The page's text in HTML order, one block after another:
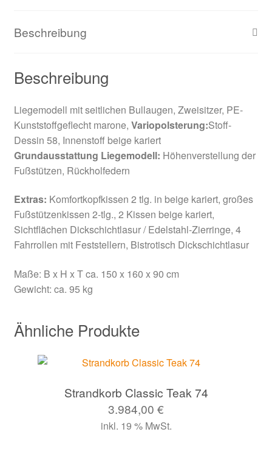
Beschreibung
Beschreibung
Liegemodell mit seitlichen Bullaugen, Zweisitzer, PE-
Kunststoffgeflecht marone, Variopolsterung:Stoff-
Dessin 58, Innenstoff beige kariert
Grundausstattung Liegemodell: Höhenverstellung der
Fußstützen, Rückholfedern
Extras: Komfortkopfkissen 2 tlg. in beige kariert, großes
Fußstützenkissen 2-tlg., 2 Kissen beige kariert,
Sichtflächen Dickschichtlasur / Edelstahl-Zierringe, 4
Fahrrollen mit Feststellern, Bistrotisch Dickschichtlasur
Maße: B x H x T ca. 150 x 160 x 90 cm
Gewicht: ca. 95 kg
Ähnliche Produkte
Strandkorb Classic Teak 74
3.984,00 €
inkl. 19 % MwSt.